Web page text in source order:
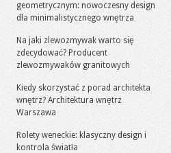
geometrycznym: nowoczesny design
dla minimalistycznego wnętrza
Na jaki zlewozmywak warto się
zdecydować? Producent
zlewozmywaków granitowych
Kiedy skorzystać z porad architekta
wnętrz? Architektura wnętrz
Warszawa
Rolety weneckie: klasyczny design i
kontrola światła